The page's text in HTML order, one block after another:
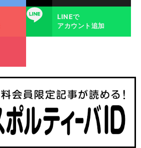
LINE
LINEで
アカウント追加